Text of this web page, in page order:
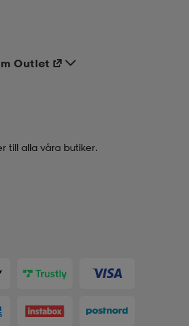
Outlet
till alla våra butiker.